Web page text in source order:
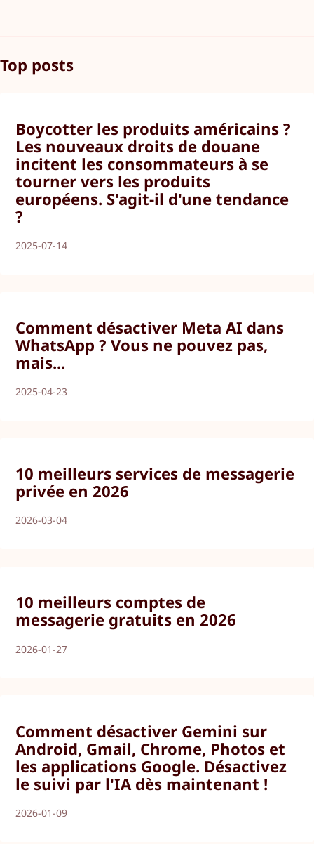
Top posts
Boycotter les produits américains ?
Les nouveaux droits de douane
incitent les consommateurs à se
tourner vers les produits
européens. S'agit-il d'une tendance
?
2025-07-14
Comment désactiver Meta AI dans
WhatsApp ? Vous ne pouvez pas,
mais...
2025-04-23
10 meilleurs services de messagerie
privée en 2026
2026-03-04
10 meilleurs comptes de
messagerie gratuits en 2026
2026-01-27
Comment désactiver Gemini sur
Android, Gmail, Chrome, Photos et
les applications Google. Désactivez
le suivi par l'IA dès maintenant !
2026-01-09